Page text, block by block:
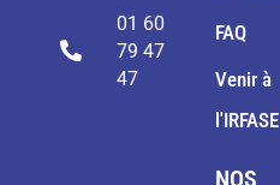
01 60
79 47
47
FAQ
Venir à
l'IRFASE